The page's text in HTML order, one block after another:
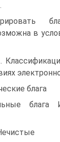
в
блага
блага